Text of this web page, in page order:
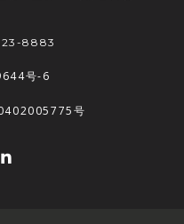
8883
号-6
号